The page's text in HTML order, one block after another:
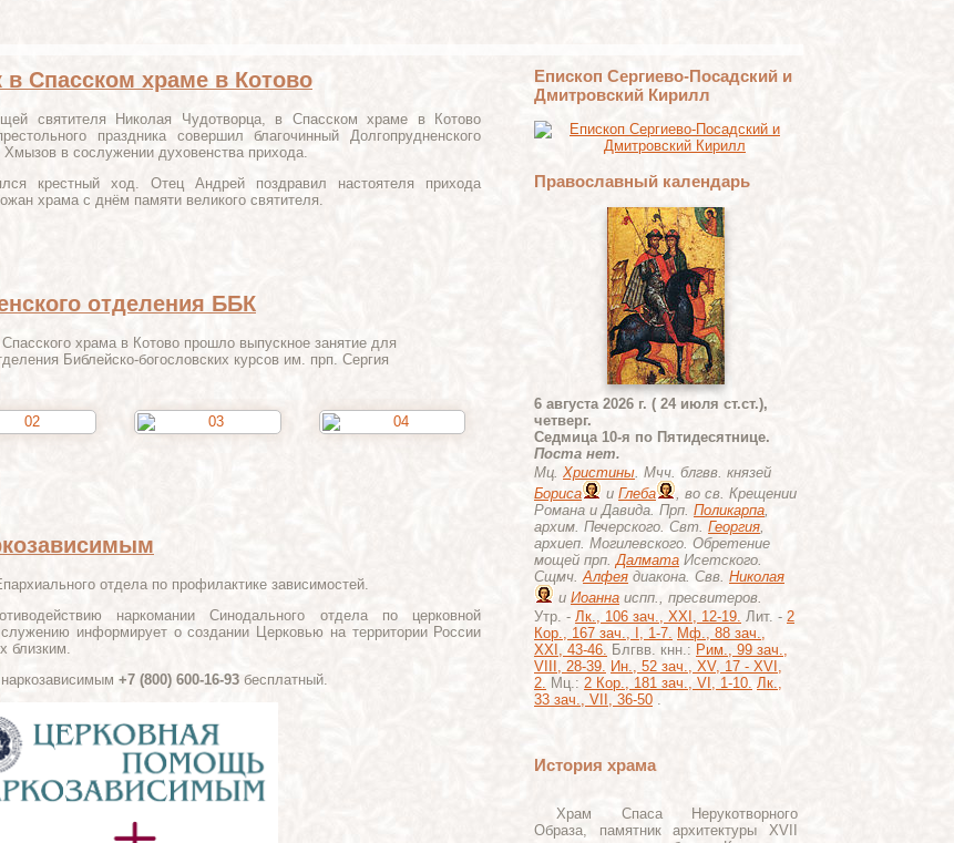
Епископ Сергиево-Посадский и
Дмитровский Кирилл
Православный календарь
6 августа 2026 г. ( 24 июля ст.ст.),
четверг.
Седмица 10-я по Пятидесятнице.
Поста нет.
Мц. Христины . Мчч. блгвв. князей
Бориса
и Глеба
, во св. Крещении
Романа и Давида. Прп. Поликарпа
архим. Печерского. Свт. Георгия
архиеп. Могилевского. Обретение
мощей прп. Далмата Исетского.
Сщмч. Алфея диакона. Свв. Николая
и Иоанна испп., пресвитеров.
Утр. - Лк., 106 зач., XXI, 12-19. Лит. - 2
Кор., 167 зач., I, 1-7.
Мф., 88 зач.,
XXI, 43-46.
Блгвв. кнн.: Рим., 99 зач.,
VIII, 28-39.
Ин., 52 зач., XV, 17 - XVI,
2.
Мц.: 2 Кор., 181 зач., VI, 1-10. Лк.,
33 зач., VII, 36-50
История храма
Храм Спаса Нерукотворного
Образа, памятник архитектуры XVII
Спасском храме в Котово
святителя Николая Чудотворца, в Спасском храме в Котово
праздника совершил благочинный Долгопрудненского
Хмызов в сослужении духовенства прихода.
крестный ход. Отец Андрей поздравил настоятеля прихода
храма с днём памяти великого святителя.
отделения ББК
храма в Котово прошло выпускное занятие для
Библейско-богословских курсов им. прп. Сергия
отдела по профилактике зависимостей.
наркомании Синодального отдела по церковной
служению информирует о создании Церковью на территории России
близким.
+7 (800) 600-16-93 бесплатный.